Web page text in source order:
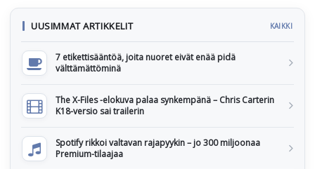
UUSIMMAT ARTIKKELIT KAIKKI
7 etikettisääntöä, joita nuoret eivät enää pidä
välttämättöminä
The X-Files -elokuva palaa synkempänä – Chris Carterin
K18-versio sai trailerin
Spotify rikkoi valtavan rajapyykin – jo 300 miljoonaa
Premium-tilaajaa